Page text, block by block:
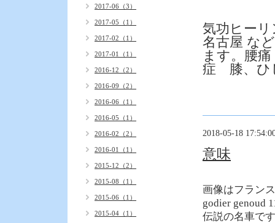
気功ヒー
名古屋 な
ます。腰
症 膝、ひ
2018-05-18
意味
画像はフラン
godier genoud
伝説の名車で
2017-06（3）
2017-05（1）
2017-02（1）
2017-01（1）
2016-12（2）
2016-09（2）
2016-06（1）
2016-05（1）
2016-02（2）
2016-01（1）
2015-12（2）
2015-08（1）
2015-06（1）
2015-04（1）